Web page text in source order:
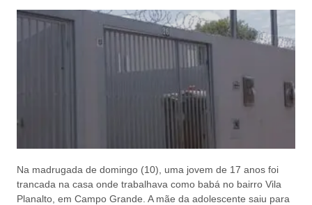
Na madrugada de domingo (10), uma jovem de 17 anos foi
trancada na casa onde trabalhava como babá no bairro Vila
Planalto, em Campo Grande. A mãe da adolescente saiu para